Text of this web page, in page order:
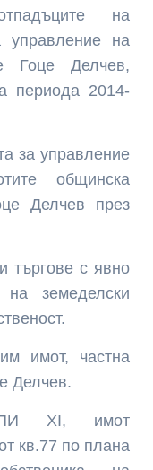
на
управление на
Гоце Делчев,
периода 2014-
за управление
общинска
Делчев през
търгове с явно
земеделски
имот, частна
Делчев.
ХІ, имот
кв.77 по плана